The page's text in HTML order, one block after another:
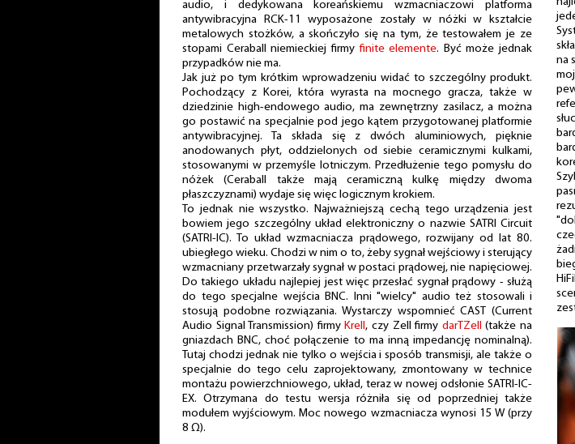
audio, i dedykowana koreańskiemu wzmacniaczowi platforma
antywibracyjna RCK-11 wyposażone zostały w nóżki w kształcie
metalowych stożków, a skończyło się na tym, że testowałem je ze
stopami Ceraball niemieckiej firmyfinite elemente. Być może jednak
przypadków nie ma.
Jak już po tym krótkim wprowadzeniu widać to szczególny produkt.
Pochodzący z Korei, która wyrasta na mocnego gracza, także w
dziedzinie high-endowego audio, ma zewnętrzny zasilacz, a można
go postawić na specjalnie pod jego kątem przygotowanej platformie
antywibracyjnej. Ta składa się z dwóch aluminiowych, pięknie
anodowanych płyt, oddzielonych od siebie ceramicznymi kulkami,
stosowanymi w przemyśle lotniczym. Przedłużenie tego pomysłu do
nóżek (Ceraball także mają ceramiczną kulkę między dwoma
płaszczyznami) wydaje się więc logicznym krokiem.
To jednak nie wszystko. Najważniejszą cechą tego urządzenia jest
bowiem jego szczególny układ elektroniczny o nazwie SATRI Circuit
(SATRI-IC). To układ wzmacniacza prądowego, rozwijany od lat 80.
ubiegłego wieku. Chodzi w nim o to, żeby sygnał wejściowy i sterujący
wzmacniany przetwarzały sygnał w postaci prądowej, nie napięciowej.
Do takiego układu najlepiej jest więc przesłać sygnał prądowy - służą
do tego specjalne wejścia BNC. Inni "wielcy" audio też stosowali i
stosują podobne rozwiązania. Wystarczy wspomnieć CAST (Current
Audio Signal Transmission) firmyKrell, czy Zell firmy darTZell (także na
gniazdach BNC, choć połączenie to ma inną impedancję nominalną).
Tutaj chodzi jednak nie tylko o wejścia i sposób transmisji, ale także o
specjalnie do tego celu zaprojektowany, zmontowany w technice
montażu powierzchniowego, układ, teraz w nowej odsłonie SATRI-IC-
EX. Otrzymana do testu wersja różniła się od poprzedniej także
modułem wyjściowym. Moc nowego wzmacniacza wynosi 15 W (przy
8 Ω).
na